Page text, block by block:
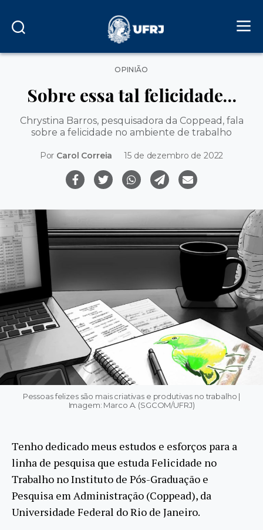
Categorias
OPINIÃO
Sobre essa tal felicidade…
Chrystina Barros, pesquisadora da Coppead, fala
sobre a felicidade no ambiente de trabalho
Por Carol Correia 15 de dezembro de 2022
Pessoas felizes são mais criativas e produtivas no trabalho |
Imagem: Marco A. (SGCOM/UFRJ)
Tenho dedicado meus estudos e esforços para a
linha de pesquisa que estuda Felicidade no
Trabalho no Instituto de Pós-Graduação e
Pesquisa em Administração (Coppead), da
Universidade Federal do Rio de Janeiro.